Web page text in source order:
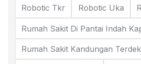
Robotic Tkr Robotic Uka
Rumah Sakit Di Pantai Indah
Rumah Sakit Kandungan